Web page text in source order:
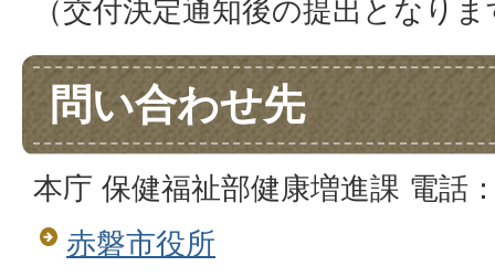
（交付決定通知後の提出となり
問い合わせ先
本庁 保健福祉部健康増進課 電話
赤磐市役所